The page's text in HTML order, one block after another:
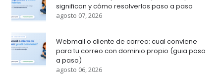
significan y cómo resolverlos paso a paso
agosto 07, 2026
Webmail o cliente de correo: cual conviene
para tu correo con dominio propio (guia paso
a paso)
agosto 06, 2026